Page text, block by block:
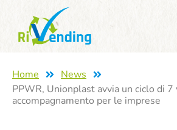
Home
News
PPWR, Unionplast avvia un ciclo di 7
accompagnamento per le imprese